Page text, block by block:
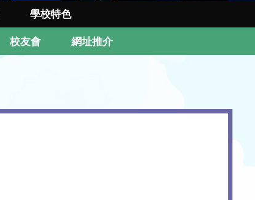
學校特色
校友會 網址推介